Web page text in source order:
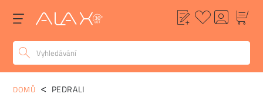
POPIS ALTERNATIVY
DOMŮ PEDRALI